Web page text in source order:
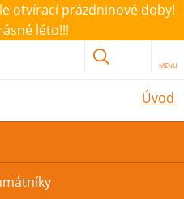
otvírací prázdninové doby!
léto!!!
MENU
Úvod